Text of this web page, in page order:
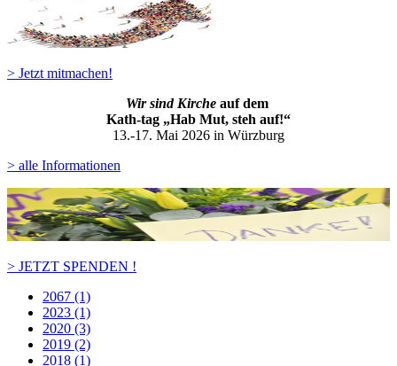
> Jetzt mitmachen!
Wir sind Kirche auf dem
Kath-tag „Hab Mut, steh auf!“
13.-17. Mai 2026 in Würzburg
> alle Informationen
> JETZT SPENDEN !
2067 (1)
2023 (1)
2020 (3)
2019 (2)
2018 (1)